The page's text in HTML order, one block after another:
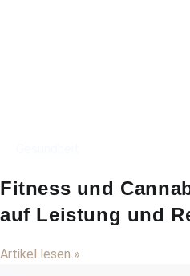
Fitness und
auf Leistung und
Artikel lesen »